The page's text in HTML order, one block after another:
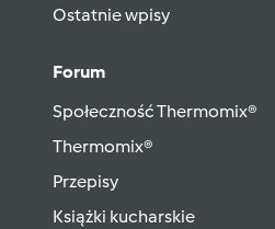
Ostatnie wpisy
Forum
Społeczność Thermomix®
Thermomix®
Przepisy
Książki kucharskie